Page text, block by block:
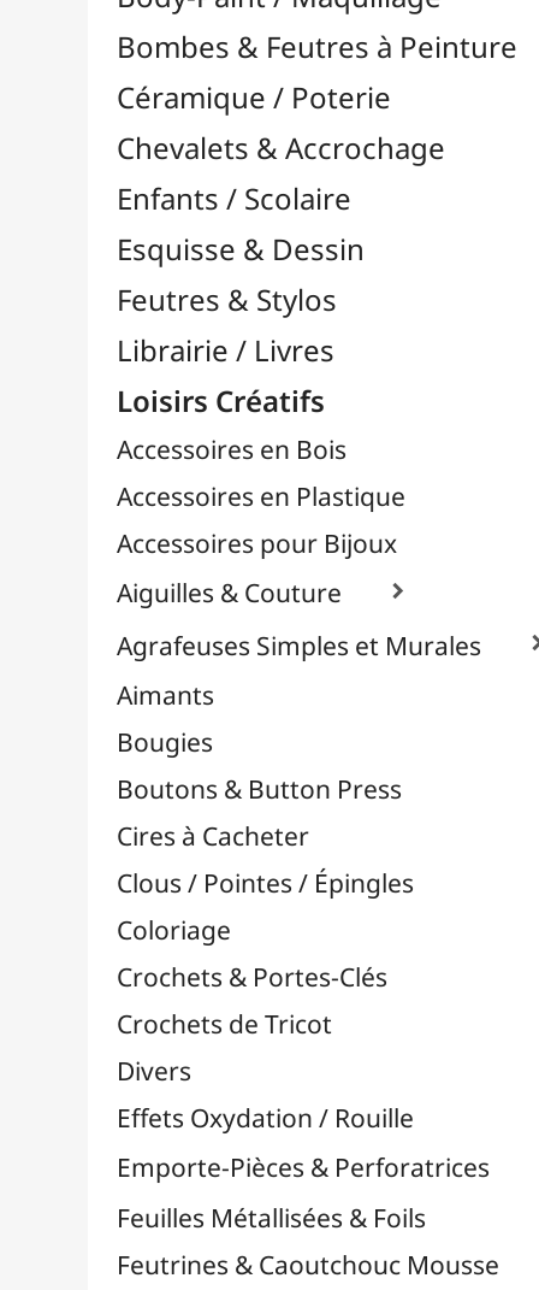
Feutres & Stylos
Librairie / Livres
Loisirs Créatifs
Accessoires en Bois
Accessoires en Plastique
Accessoires pour Bijoux
Aiguilles & Couture

Agrafeuses Simples et Murales 
Aimants
Bougies
Boutons & Button Press
Clous / Pointes / Épingles
Coloriage
Crochets de Tricot
Divers
Effets Oxydation / Rouille
Emporte-Pièces & Perforatrices
Feuilles Métallisées & Foils
Feutrines & Caoutchouc Mousse
Fibres & Raphia
Appareils à Pompons
Bobines Ficelle Coton
Bobines Ficelle Cuir
Bobines Ficelle Naturelle
Fils Coton Echevettes
Fils Multicolores Self-Striping
Pelotes Acrylique
Pelotes Coton
Raphia & Fil Tubulaire
Paracorde
Fil Nylon & Elastiques
Fleurs en Papier & Décors
Horlogerie - Mécanismes & Aiguilles
Masques